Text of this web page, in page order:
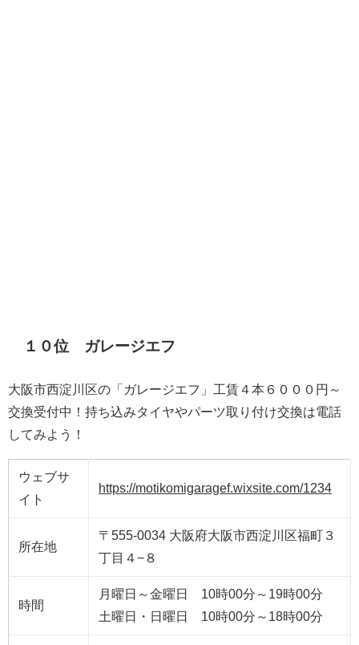
１０位 ガレージエフ
大阪市西淀川区の「ガレージエフ」工賃４本６０００円～
交換受付中！持ち込みタイヤやパーツ取り付け交換は電話
してみよう！
ウェブサ
イト
https://motikomigaragef.wixsite.com/1234
所在地
〒555-0034 大阪府大阪市西淀川区福町３
丁目４−８
時間
月曜日～金曜日 10時00分～19時00分
土曜日・日曜日 10時00分～18時00分